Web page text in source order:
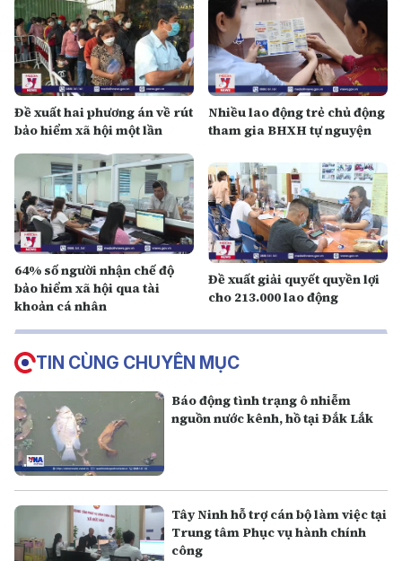
Đề xuất hai phương án về rút
bảo hiểm xã hội một lần
Nhiều lao động trẻ chủ động
tham gia BHXH tự nguyện
64% số người nhận chế độ
bảo hiểm xã hội qua tài
khoản cá nhân
Đề xuất giải quyết quyền lợi
cho 213.000 lao động
TIN CÙNG CHUYÊN MỤC
Báo động tình trạng ô nhiễm
nguồn nước kênh, hồ tại Đắk Lắk
Tây Ninh hỗ trợ cán bộ làm việc tại
Trung tâm Phục vụ hành chính
công